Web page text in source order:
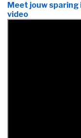
Meet jouw
video